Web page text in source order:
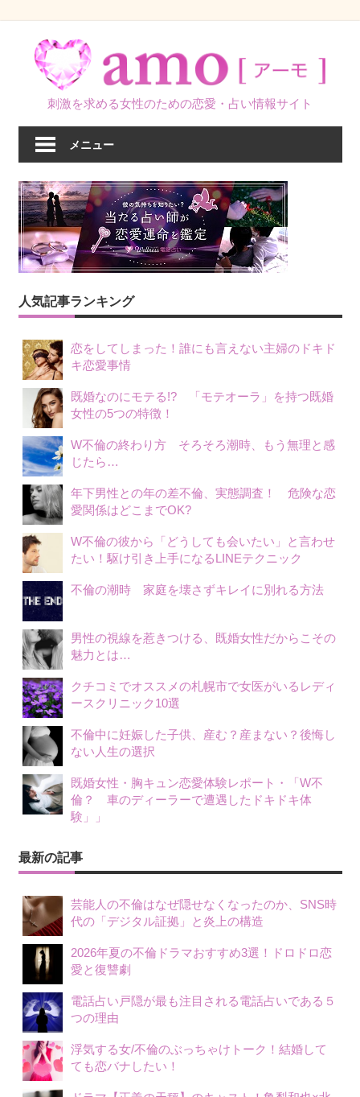
刺激を求める女性のための恋愛・占い情報サイト
メニュー
人気記事ランキング
恋をしてしまった！誰にも言えない主婦のドキド
キ恋愛事情
既婚なのにモテる!? 「モテオーラ」を持つ既婚
女性の5つの特徴！
W不倫の終わり方 そろそろ潮時、もう無理と感
じたら…
年下男性との年の差不倫、実態調査！ 危険な恋
愛関係はどこまでOK?
W不倫の彼から「どうしても会いたい」と言わせ
たい！駆け引き上手になるLINEテクニック
不倫の潮時 家庭を壊さずキレイに別れる方法
男性の視線を惹きつける、既婚女性だからこその
魅力とは…
クチコミでオススメの札幌市で女医がいるレディ
ースクリニック10選
不倫中に妊娠した子供、産む？産まない？後悔し
ない人生の選択
既婚女性・胸キュン恋愛体験レポート・「W不
倫？ 車のディーラーで遭遇したドキドキ体
験」」
最新の記事
芸能人の不倫はなぜ隠せなくなったのか、SNS時
代の「デジタル証拠」と炎上の構造
2026年夏の不倫ドラマおすすめ3選！ドロドロ恋
愛と復讐劇
電話占い戸隠が最も注目される電話占いである５
つの理由
浮気する女/不倫のぶっちゃけトーク！結婚して
ても恋バナしたい！